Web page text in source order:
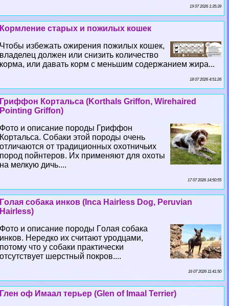
19 07 2026 1:35:39
Кормление старых и пожилых кошек
Чтобы избежать ожирения пожилых кошек,
владелец должен или снизить количество
корма, или давать корм с меньшим содержанием жира...
18 07 2026 4:51:26
Гриффон Кортальса (Korthals Griffon, Wirehaired
Pointing Griffon)
Фото и описание породы Гриффон
Кортальса. Собаки этой породы очень
отличаются от традиционных охотничьих
пород пойнтеров. Их применяют для охоты
на мелкую дичь....
17 07 2026 14:50:55
Гoлая собака инков (Inca Hairless Dog, Peruvian
Hairless)
Фото и описание породы Гoлая собака
инков. Нередко их считают уpoдцами,
потому что у собаки пpaктически
отсутствует шерстный покров....
16 07 2026 11:41:50
Глен оф Имаал терьер (Glen of Imaal Terrier)